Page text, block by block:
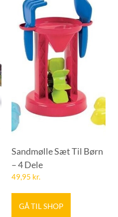
Sandmølle Sæt Til Børn
– 4 Dele
49,95 kr.
GÅ TIL SHOP